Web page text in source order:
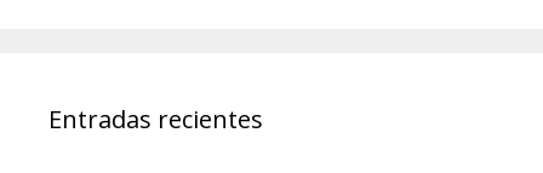
Entradas recientes